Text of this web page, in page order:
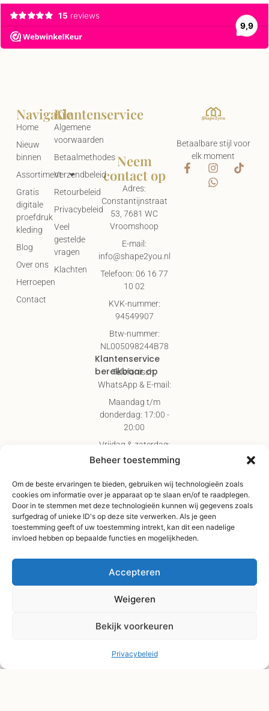
Beheer toestemming
Om de beste ervaringen te bieden, gebruiken wij technologieën zoals
cookies om informatie over je apparaat op te slaan en/of te raadplegen.
Door in te stemmen met deze technologieën kunnen wij gegevens zoals
surfgedrag of unieke ID's op deze site verwerken. Als je geen
toestemming geeft of uw toestemming intrekt, kan dit een nadelige
invloed hebben op bepaalde functies en mogelijkheden.
Accepteren
Weigeren
Bekijk voorkeuren
Privacybeleid
Betaalbare stijl voor
elk moment
Klantenservice
Algemene
voorwaarden
Betaalmethodes
Verzendbeleid
Retourbeleid
Privacybeleid
Veel
gestelde
vragen
Klachten
Navigatie
Home
Nieuw
binnen
Assortiment
Gratis
digitale
proefdruk
kleding
Blog
Over ons
Herroepen
Contact
Neem
contact op
Adres:
Constantijnstraat
53, 7681 WC
Vroomshoop
E-mail:
info@shape2you.nl
Telefoon: 06 16 77
10 02
KVK-nummer:
94549907
Btw-nummer:
NL005098244B78
Klantenservice
bereikbaar op
Telefonisch,
WhatsApp & E-mail:
Maandag t/m
donderdag: 17:00 -
20:00
Vrijdag & zaterdag:
09:00 - 17:00
vanaf €75,-
Verzending binnen 3-
4 werkdagen
Afhaal Kloosterdijk